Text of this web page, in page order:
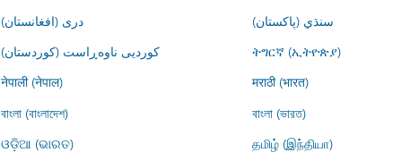
درى (افغانستان) سنڌي (پاکستان)
کوردیی ناوەڕاست (کوردستان) ትግርኛ (ኢትዮጵያ)
नेपाली (नेपाल) मराठी (भारत)
বাংলা (বাংলাদেশ) বাংলা (ভারত)
ଓଡ଼ିଆ (ଭାରତ) தமிழ் (இந்தியா)